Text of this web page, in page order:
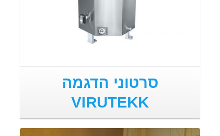
סרטוני הדגמה
VIRUTEKK